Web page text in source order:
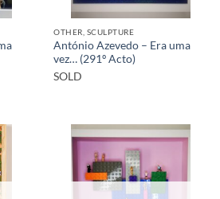
OTHER, SCULPTURE
António Azevedo – Era uma
vez… (291º Acto)
SOLD